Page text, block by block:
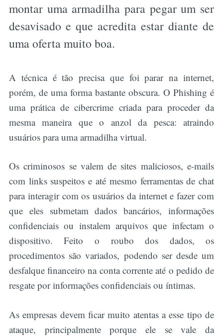
montar uma armadilha para pegar um ser
desavisado e que acredita estar diante de
uma oferta muito boa.
A técnica é tão precisa que foi parar na internet,
porém, de uma forma bastante obscura. O Phishing é
uma prática de cibercrime criada para proceder da
mesma maneira que o anzol da pesca: atraindo
usuários para uma armadilha virtual.
Os criminosos se valem de sites maliciosos, e-mails
com links suspeitos e até mesmo ferramentas de chat
para interagir com os usuários da internet e fazer com
que eles submetam dados bancários, informações
confidenciais ou instalem arquivos que infectam o
dispositivo. Feito o roubo dos dados, os
procedimentos são variados, podendo ser desde um
desfalque financeiro na conta corrente até o pedido de
resgate por informações confidenciais ou íntimas.
As empresas devem ficar muito atentas a esse tipo de
ataque, principalmente porque ele se vale da